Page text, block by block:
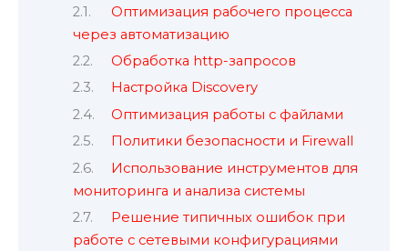
Оптимизация рабочего процесса
через автоматизацию
Обработка http-запросов
Настройка Discovery
Оптимизация работы с файлами
Политики безопасности и Firewall
Использование инструментов для
мониторинга и анализа системы
Решение типичных ошибок при
работе с сетевыми конфигурациями